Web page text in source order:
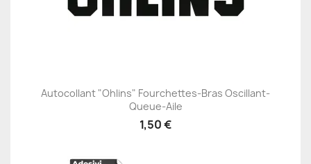
Autocollant "Ohlins" Fourchettes-Bras Oscillant-
Queue-Aile
1,50 €